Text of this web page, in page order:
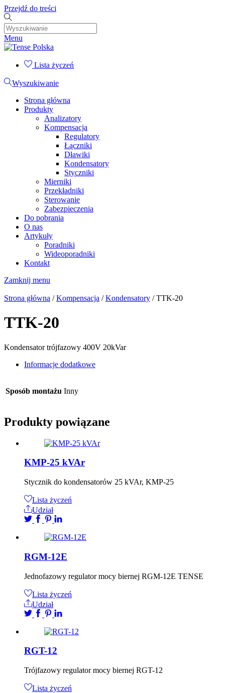
Przejdź do treści
Menu
Lista życzeń
Wyszukiwanie
Strona główna
Produkty
Analizatory
Kompensacja
Regulatory
Łączniki
Dławiki
Kondensatory
Styczniki
Mierniki
Przekładniki
Sterowanie
Zabezpieczenia
Do pobrania
O nas
Artykuły
Poradniki
Wideoporadniki
Kontakt
Zamknij menu
Strona główna /Kompensacja /Kondensatory / TTK-20
TTK-20
Kondensator trójfazowy 400V 20kVar
Informacje dodatkowe
Sposób montażu Inny
Produkty powiązane
KMP-25 kVAr
Stycznik do kondensatorów 25 kVAr, KMP-25
Lista życzeń
Udział
RGM-12E
Jednofazowy regulator mocy biernej RGM-12E TENSE
Lista życzeń
Udział
RGT-12
Trójfazowy regulator mocy biernej RGT-12
Lista życzeń